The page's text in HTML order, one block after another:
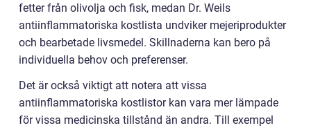
fetter från olivolja och fisk, medan Dr. Weils
antiinflammatoriska kostlista undviker mejeriprodukter
och bearbetade livsmedel. Skillnaderna kan bero på
individuella behov och preferenser.
Det är också viktigt att notera att vissa
antiinflammatoriska kostlistor kan vara mer lämpade
för vissa medicinska tillstånd än andra. Till exempel